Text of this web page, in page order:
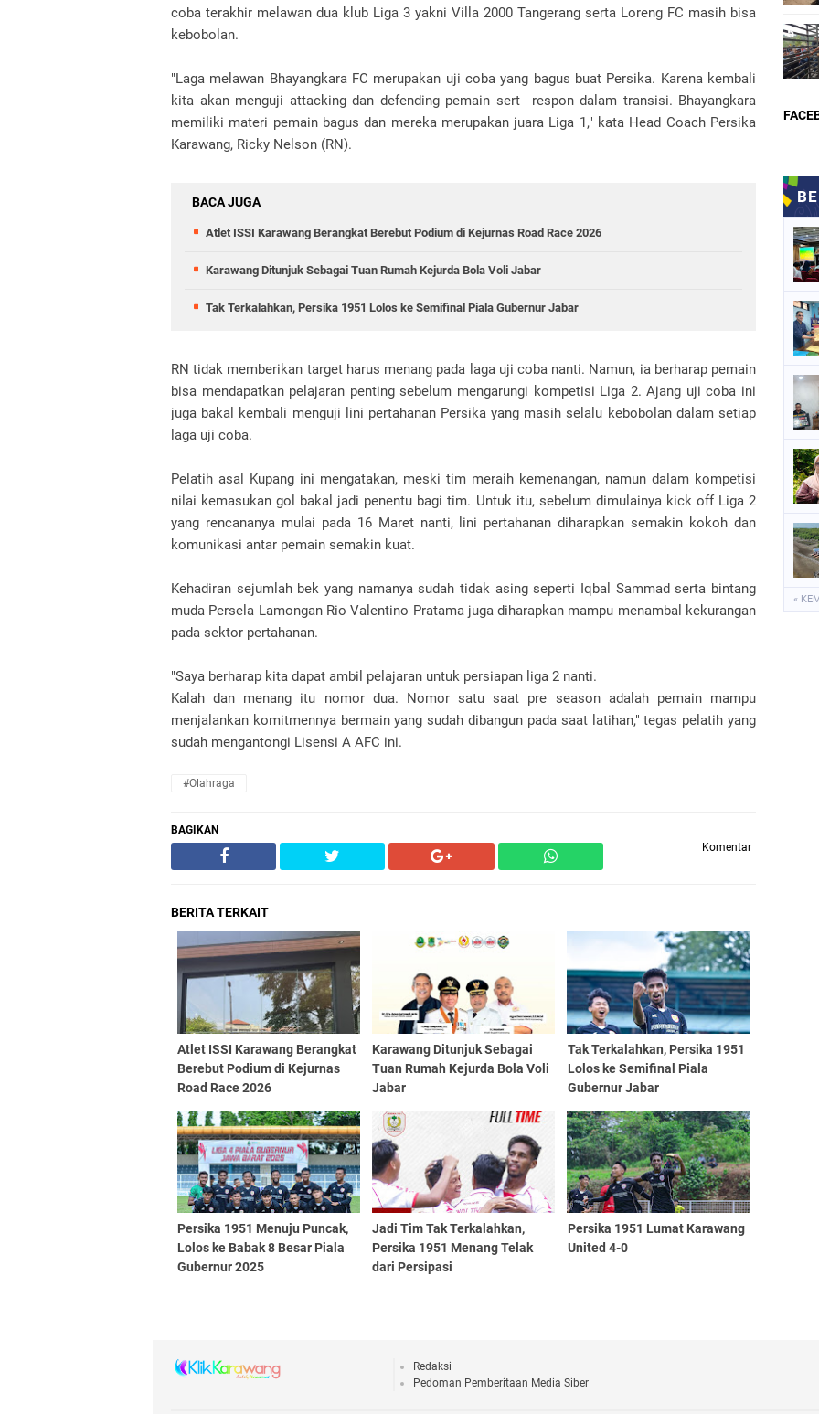
coba terakhir melawan dua klub Liga 3 yakni Villa 2000 Tangerang serta Loreng FC masih bisa
kebobolan.
"Laga melawan Bhayangkara FC merupakan uji coba yang bagus buat Persika. Karena kembali
kita akan menguji attacking dan defending pemain sert respon dalam transisi. Bhayangkara
memiliki materi pemain bagus dan mereka merupakan juara Liga 1," kata Head Coach Persika
Karawang, Ricky Nelson (RN).
BACA JUGA
Atlet ISSI Karawang Berangkat Berebut Podium di Kejurnas Road Race 2026
Karawang Ditunjuk Sebagai Tuan Rumah Kejurda Bola Voli Jabar
Tak Terkalahkan, Persika 1951 Lolos ke Semifinal Piala Gubernur Jabar
RN tidak memberikan target harus menang pada laga uji coba nanti. Namun, ia berharap pemain
bisa mendapatkan pelajaran penting sebelum mengarungi kompetisi Liga 2. Ajang uji coba ini
juga bakal kembali menguji lini pertahanan Persika yang masih selalu kebobolan dalam setiap
laga uji coba.
Pelatih asal Kupang ini mengatakan, meski tim meraih kemenangan, namun dalam kompetisi
nilai kemasukan gol bakal jadi penentu bagi tim. Untuk itu, sebelum dimulainya kick off Liga 2
yang rencananya mulai pada 16 Maret nanti, lini pertahanan diharapkan semakin kokoh dan
komunikasi antar pemain semakin kuat.
Kehadiran sejumlah bek yang namanya sudah tidak asing seperti Iqbal Sammad serta bintang
muda Persela Lamongan Rio Valentino Pratama juga diharapkan mampu menambal kekurangan
pada sektor pertahanan.
"Saya berharap kita dapat ambil pelajaran untuk persiapan liga 2 nanti.
Kalah dan menang itu nomor dua. Nomor satu saat pre season adalah pemain mampu
menjalankan komitmennya bermain yang sudah dibangun pada saat latihan," tegas pelatih yang
sudah mengantongi Lisensi A AFC ini.
#olahraga
BAGIKAN
Komentar
BERITA TERKAIT
Atlet ISSI Karawang Berangkat
Berebut Podium di Kejurnas
Road Race 2026
Karawang Ditunjuk Sebagai
Tuan Rumah Kejurda Bola Voli
Jabar
Tak Terkalahkan, Persika 1951
Lolos ke Semifinal Piala
Gubernur Jabar
Persika 1951 Menuju Puncak,
Lolos ke Babak 8 Besar Piala
Gubernur 2025
Jadi Tim Tak Terkalahkan,
Persika 1951 Menang Telak
dari Persipasi
Persika 1951 Lumat Karawang
United 4-0
«
Redaksi
Pedoman Pemberitaan Media Siber